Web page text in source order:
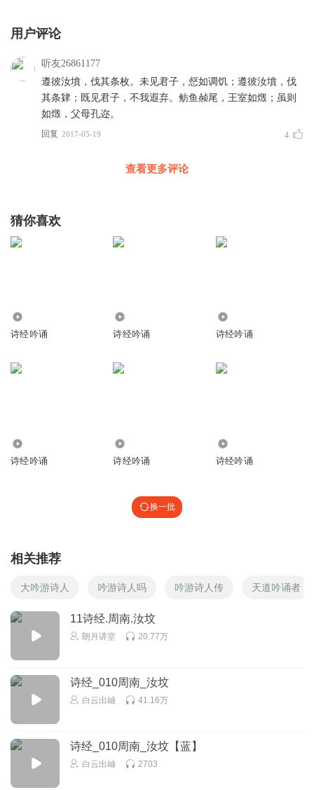
用户评论
听友26861177
遵彼汝墳，伐其条枚。未见君子，惄如调饥；遵彼汝墳，伐
其条肄；既见君子，不我遐弃。鲂鱼赪尾，王室如燬；虽则
如燬，父母孔迩。
回复 2017-05-19 4
查看更多评论
猜你喜欢
诗经吟诵 诗经吟诵 诗经吟诵
诗经吟诵 诗经吟诵 诗经吟诵
换一批
相关推荐
大吟游诗人 吟游诗人吗 吟游诗人传 天道吟诵者
11诗经.周南.汝坟
朗月讲堂 20.77万
诗经_010周南_汝坟
白云出岫 41.16万
诗经_010周南_汝坟【蓝】
白云出岫 2703